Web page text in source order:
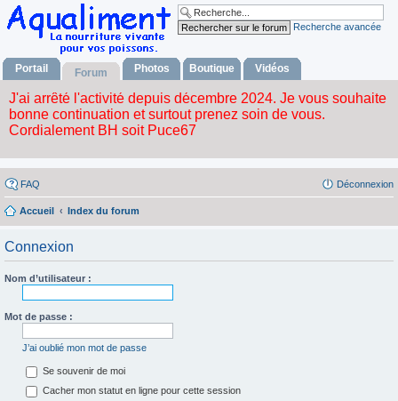
Recherche avancée
Portail Forum Photos Boutique Vidéos
FAQ Déconnexion
Accueil Index du forum
Connexion
Nom d’utilisateur :
Mot de passe :
J’ai oublié mon mot de passe
Se souvenir de moi
Cacher mon statut en ligne pour cette session